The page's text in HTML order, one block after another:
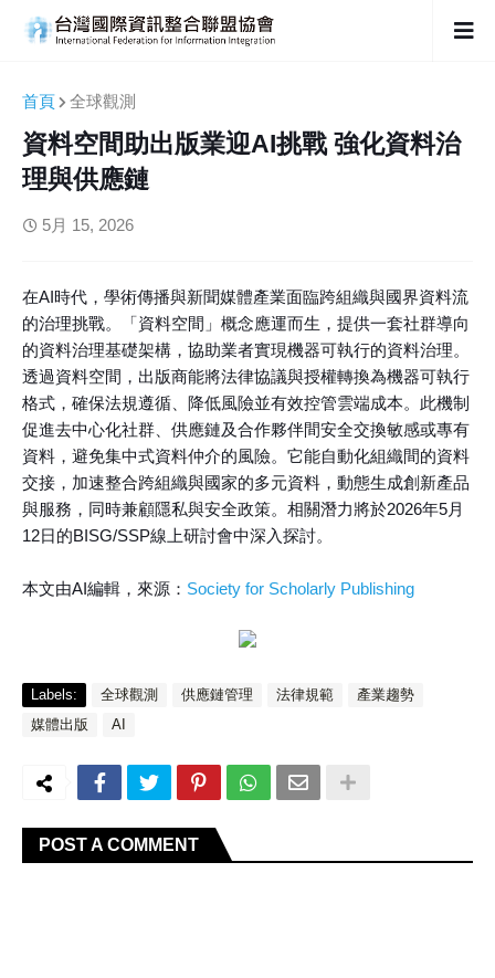
首頁 全球觀測
資料空間助出版業迎AI挑戰 強化資料治
理與供應鏈
5月 15, 2026
在AI時代，學術傳播與新聞媒體產業面臨跨組織與國界資料流
的治理挑戰。「資料空間」概念應運而生，提供一套社群導向
的資料治理基礎架構，協助業者實現機器可執行的資料治理。
透過資料空間，出版商能將法律協議與授權轉換為機器可執行
格式，確保法規遵循、降低風險並有效控管雲端成本。此機制
促進去中心化社群、供應鏈及合作夥伴間安全交換敏感或專有
資料，避免集中式資料仲介的風險。它能自動化組織間的資料
交接，加速整合跨組織與國家的多元資料，動態生成創新產品
與服務，同時兼顧隱私與安全政策。相關潛力將於2026年5月
12日的BISG/SSP線上研討會中深入探討。
本文由AI編輯，來源： Society for Scholarly Publishing
Labels: 全球觀測 供應鏈管理 法律規範
產業趨勢
媒體出版
AI
POST A COMMENT